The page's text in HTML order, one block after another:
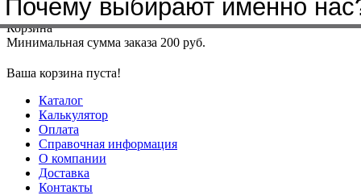
Меню+7(4912)50-37-50sbit@krep62.ru
Корзина
Минимальная сумма заказа 200 руб.
Ваша корзина пуста!
Каталог
Калькулятор
Оплата
Справочная информация
О компании
Доставка
Контакты
Почему выбирают именно